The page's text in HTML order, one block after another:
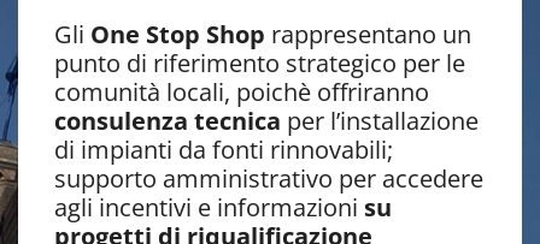
Gli One Stop Shop rappresentano un
punto di riferimento strategico per le
comunità locali, poichè offriranno
consulenza tecnica per l’installazione
di impianti da fonti rinnovabili;
supporto amministrativo per accedere
agli incentivi e informazioni su
progetti di riqualificazione